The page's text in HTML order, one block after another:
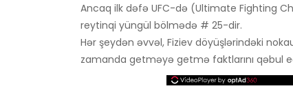
Ancaq ilk dəfə UFC-də (Ultimate Fighting
reytinqi yüngül bölmədə # 25-dir.
Hər şeydən əvvəl, Fiziev döyüşlərindəki
zamanda getməyə getmə faktlarını qəbul